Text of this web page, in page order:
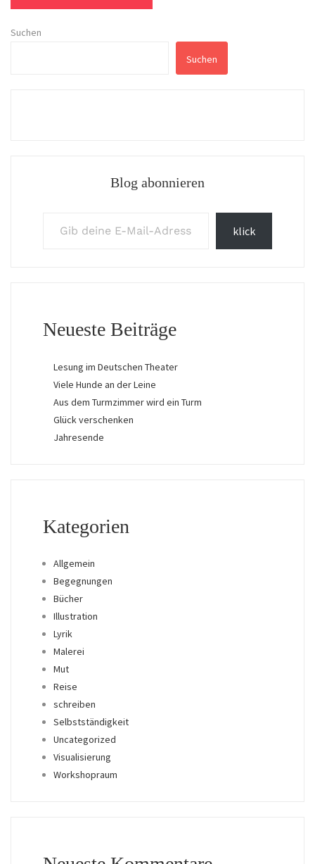
Suchen
Suchen
Blog abonnieren
klick
Neueste Beiträge
Lesung im Deutschen Theater
Viele Hunde an der Leine
Aus dem Turmzimmer wird ein Turm
Glück verschenken
Jahresende
Kategorien
Allgemein
Begegnungen
Bücher
Illustration
Lyrik
Malerei
Mut
Reise
schreiben
Selbstständigkeit
Uncategorized
Visualisierung
Workshopraum